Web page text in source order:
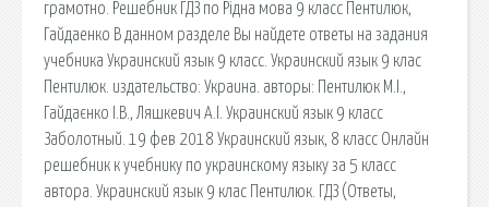
грамотно. Решебник ГДЗ по Рідна мова 9 класс Пентилюк,
Гайдаенко В данном разделе Вы найдете ответы на задания
учебника Украинский язык 9 класс. Украинский язык 9 клас
Пентилюк. издательство: Украина. авторы: Пентилюк М.І.,
Гайдаєнко І.В., Ляшкевич А.І. Украинский язык 9 класс
Заболотный. 19 фев 2018 Украинский язык, 8 класс Онлайн
решебник к учебнику по украинскому языку за 5 класс
автора. Украинский язык 9 клас Пентилюк. ГДЗ (Ответы,